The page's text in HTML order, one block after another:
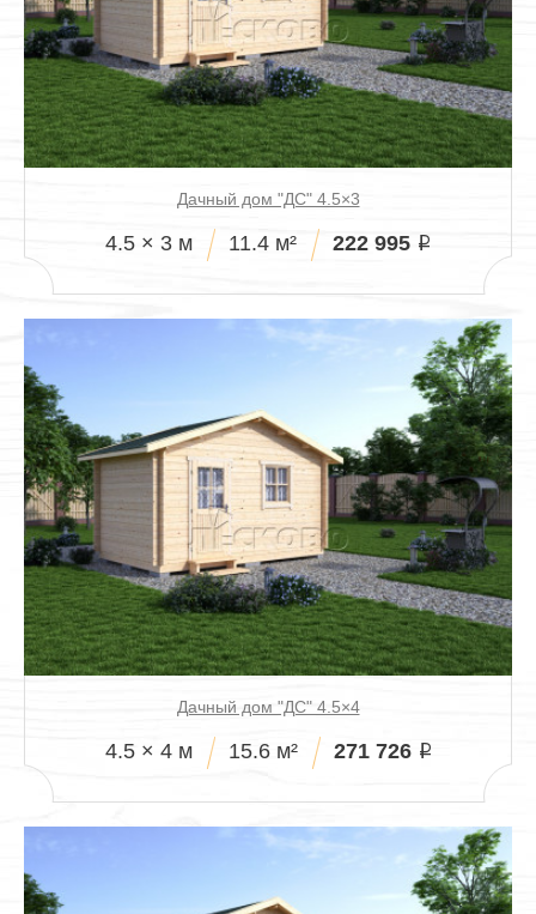
Дачный дом "ДС" 4.5×3
4.5 × 3 м 11.4 м² 222 995 i
Дачный дом "ДС" 4.5×4
4.5 × 4 м 15.6 м² 271 726 i